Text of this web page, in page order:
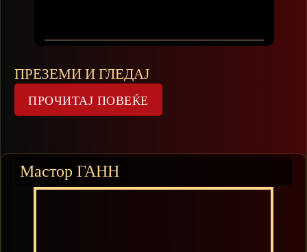
ПРЕЗЕМИ И ГЛЕДАЈ
Мастор ГАНН